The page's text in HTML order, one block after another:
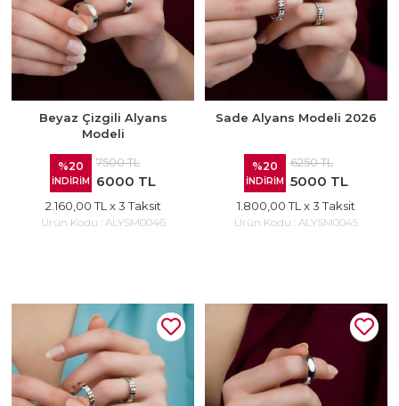
Beyaz Çizgili Alyans
Modeli
%20
İNDİRİM
7500 TL
6000 TL
2.160,00 TL x 3 Taksit
Ürün Kodu : ALYSM0046
Sade Alyans Modeli 2026
%20
İNDİRİM
6250 TL
5000 TL
1.800,00 TL x 3 Taksit
Ürün Kodu : ALYSM0045